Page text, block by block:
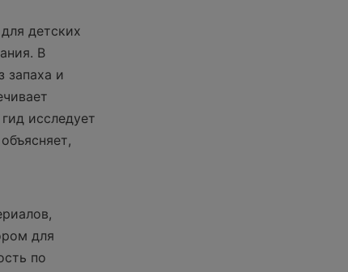
детских
В
запаха и
исследует
для
по